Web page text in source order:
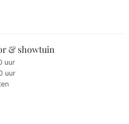
& showtuin
uur
uur